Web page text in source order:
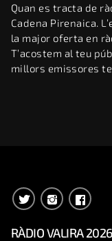
Quan es tracta de
Cadena Pirenaica.
la major oferta en
T’acostem al teu
millors emissores
RÀDIO VALIRA 2026